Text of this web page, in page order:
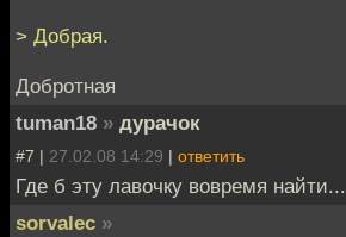
> Добрая.
Добротная
tuman18 » дурачок
#7 | 27.02.08 14:29 | ответить
Где б эту лавочку вовремя найти...
sorvalec »